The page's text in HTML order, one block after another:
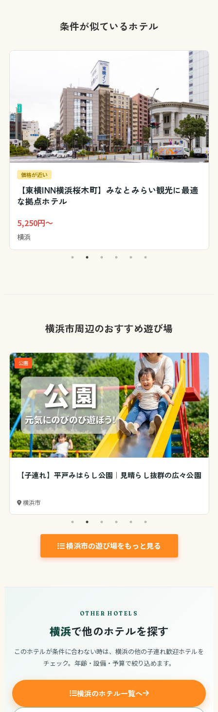
条件が似ているホテル
価格が近い
【東横INN横浜桜木町】みなとみらい観光に最適
な拠点ホテル
5,250円～
横浜
横浜市周辺のおすすめ遊び場
公園
【子連れ】平戸みはらし公園｜見晴らし抜群の広々公園
横浜市
横浜市の遊び場をもっと見る
OTHER HOTELS
横浜で他のホテルを探す
このホテルが条件に合わない時は、横浜の他の子連れ歓迎ホテルを
チェック。年齢・設備・予算で絞り込めます。
横浜のホテル一覧へ